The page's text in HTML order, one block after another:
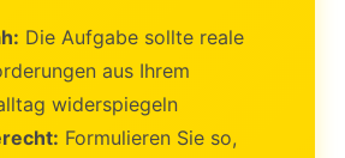
Die Aufgabe sollte reale
aus Ihrem
widerspiegeln
Formulieren Sie so,